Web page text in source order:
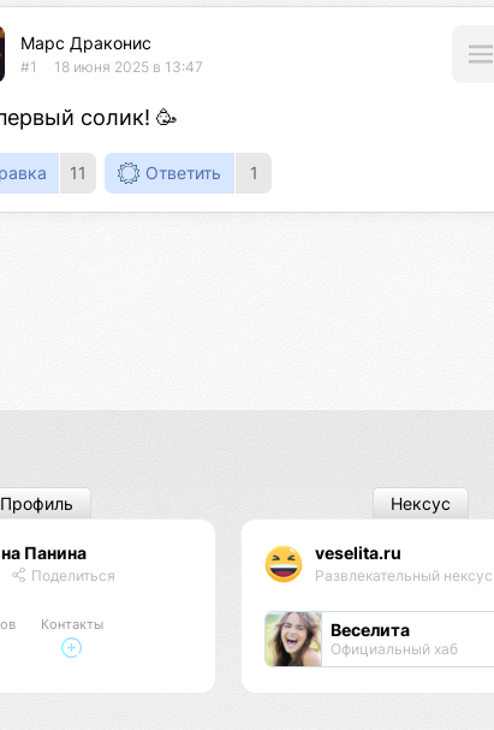
Марс Драконис
#1 18 июня 2025 в 13:47
солик! 🥳
11 Ответить 1
Панина
Поделиться
Контакты
Профиль
veselita.ru
Развлекательный нексус
Веселита
Официальный хаб
Нексус